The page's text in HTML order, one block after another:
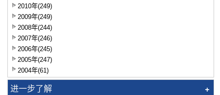
2010年(249)
2009年(249)
2008年(244)
2007年(246)
2006年(245)
2005年(247)
2004年(61)
进一步了解